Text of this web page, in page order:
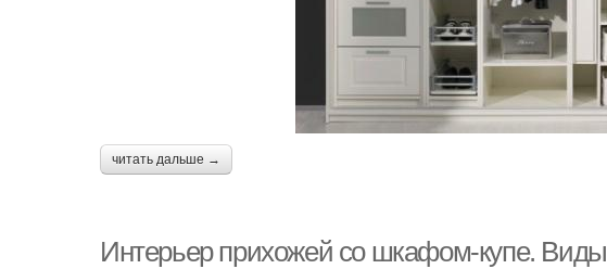
читать дальше →
Интерьер прихожей со шкафом-купе. Виды